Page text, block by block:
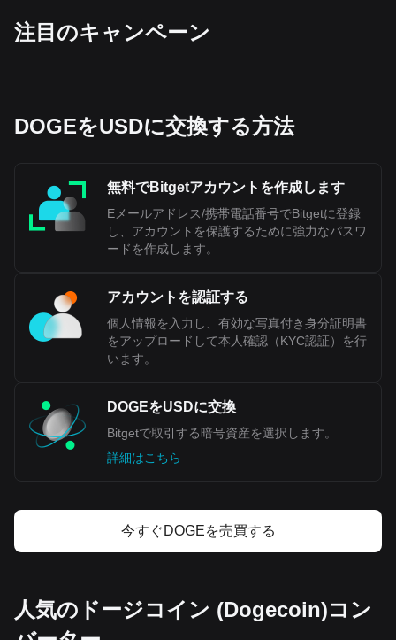
‌注目のキャンペーン
DOGEをUSDに交換する方法
無料でBitgetアカウントを作成します
Eメールアドレス/携帯電話番号でBitgetに登録
し、アカウントを保護するために強力なパスワ
ードを作成します。
アカウントを認証する
個人情報を入力し、有効な写真付き身分証明書
をアップロードして本人確認（KYC認証）を行
います。
DOGEをUSDに交換
Bitgetで取引する暗号資産を選択します。
詳細はこちら
今すぐDOGEを売買する
人気のドージコイン (Dogecoin)コン